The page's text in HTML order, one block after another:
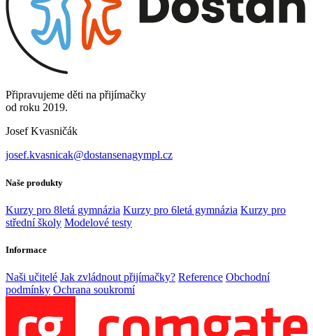
Připravujeme děti na přijímačky
od roku 2019.
Josef Kvasničák
josef.kvasnicak@dostansenagympl.cz
Naše produkty
Kurzy pro 8letá gymnázia Kurzy pro 6letá gymnázia Kurzy pro
střední školy Modelové testy
Informace
Naši učitelé Jak zvládnout přijímačky? Reference Obchodní
podmínky Ochrana soukromí